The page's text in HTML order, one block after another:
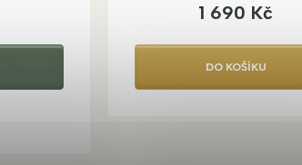
1 690 Kč
DO KOŠÍKU